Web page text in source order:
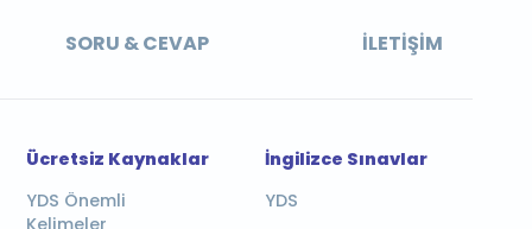
SORU & CEVAP İLETIŞIM
Ücretsiz Kaynaklar
YDS Önemli
Kelimeler
İngilizce Sınavlar
YDS